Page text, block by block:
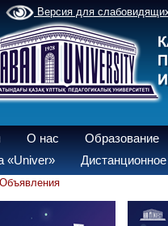
Версия для
О нас Образование
«Univer»
Объявления